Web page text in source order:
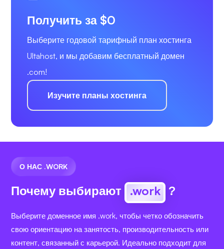
Получить за $0
Выберите годовой тарифный план хостинга
Ultahost, и мы добавим бесплатный домен
.com!
Изучите планы хостинга
О НАС .WORK
Почему выбирают .work ?
Выберите доменное имя .work, чтобы четко обозначить
свою ориентацию на занятость, производительность или
контент, связанный с карьерой. Идеально подходит для